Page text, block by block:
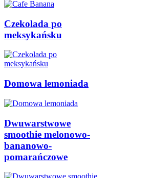
Czekolada po
meksykańsku
Domowa lemoniada
Dwuwarstwowe
smoothie melonowo-
bananowo-
pomarańczowe